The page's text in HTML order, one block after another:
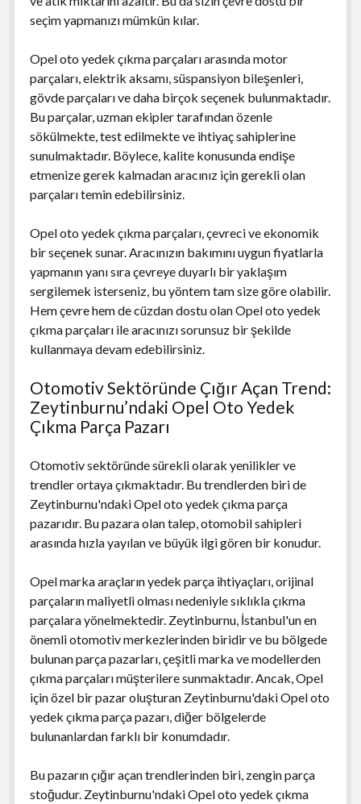
seçim yapmanızı mümkün kılar.
Opel oto yedek çıkma parçaları arasında motor
parçaları, elektrik aksamı, süspansiyon bileşenleri,
gövde parçaları ve daha birçok seçenek bulunmaktadır.
Bu parçalar, uzman ekipler tarafından özenle
sökülmekte, test edilmekte ve ihtiyaç sahiplerine
sunulmaktadır. Böylece, kalite konusunda endişe
etmenize gerek kalmadan aracınız için gerekli olan
parçaları temin edebilirsiniz.
Opel oto yedek çıkma parçaları, çevreci ve ekonomik
bir seçenek sunar. Aracınızın bakımını uygun fiyatlarla
yapmanın yanı sıra çevreye duyarlı bir yaklaşım
sergilemek isterseniz, bu yöntem tam size göre olabilir.
Hem çevre hem de cüzdan dostu olan Opel oto yedek
çıkma parçaları ile aracınızı sorunsuz bir şekilde
kullanmaya devam edebilirsiniz.
Otomotiv Sektöründe Çığır Açan Trend:
Zeytinburnu’ndaki Opel Oto Yedek
Çıkma Parça Pazarı
Otomotiv sektöründe sürekli olarak yenilikler ve
trendler ortaya çıkmaktadır. Bu trendlerden biri de
Zeytinburnu'ndaki Opel oto yedek çıkma parça
pazarıdır. Bu pazara olan talep, otomobil sahipleri
arasında hızla yayılan ve büyük ilgi gören bir konudur.
Opel marka araçların yedek parça ihtiyaçları, orijinal
parçaların maliyetli olması nedeniyle sıklıkla çıkma
parçalara yönelmektedir. Zeytinburnu, İstanbul'un en
önemli otomotiv merkezlerinden biridir ve bu bölgede
bulunan parça pazarları, çeşitli marka ve modellerden
çıkma parçaları müşterilere sunmaktadır. Ancak, Opel
için özel bir pazar oluşturan Zeytinburnu'daki Opel oto
yedek çıkma parça pazarı, diğer bölgelerde
bulunanlardan farklı bir konumdadır.
Bu pazarın çığır açan trendlerinden biri, zengin parça
stoğudur. Zeytinburnu'ndaki Opel oto yedek çıkma